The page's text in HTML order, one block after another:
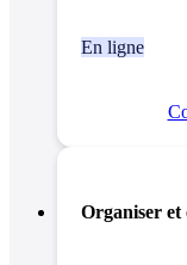
En ligne
Organiser et